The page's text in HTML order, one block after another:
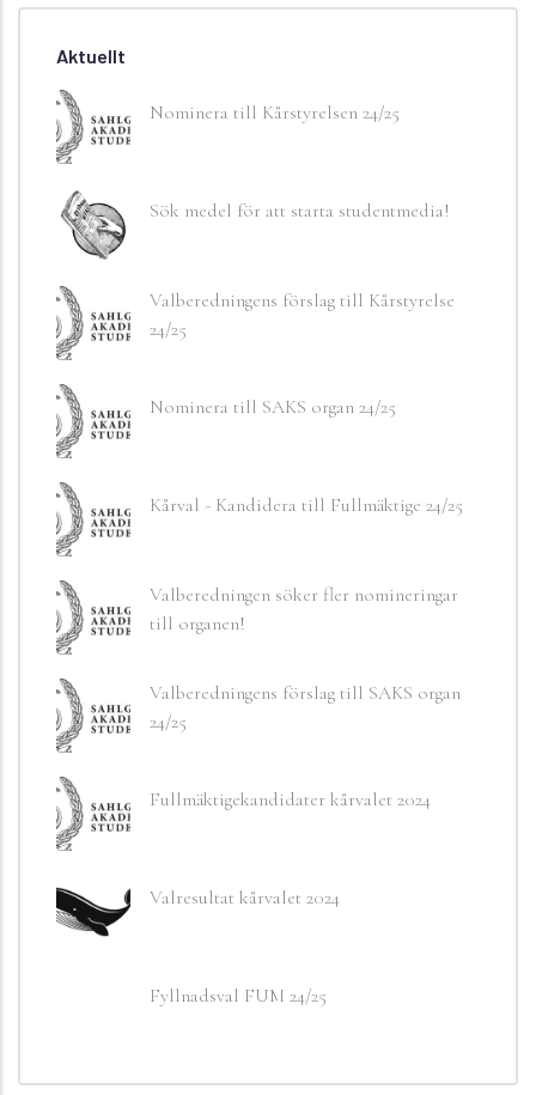
Aktuellt
Nominera till Kårstyrelsen 24/25
Sök medel för att starta studentmedia!
Valberedningens förslag till Kårstyrelse
24/25
Nominera till SAKS organ 24/25
Kårval - Kandidera till Fullmäktige 24/25
Valberedningen söker fler nomineringar
till organen!
Valberedningens förslag till SAKS organ
24/25
Fullmäktigekandidater kårvalet 2024
Valresultat kårvalet 2024
Fyllnadsval FUM 24/25